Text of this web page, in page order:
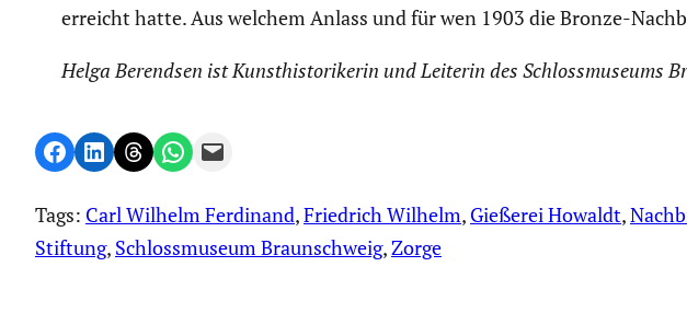
erreicht hatte. Aus welchem Anlass und für wen 1903 die Bronze-
Helga Berendsen ist Kunst­his­to­ri­kerin und Leiterin des Schloss­mu­seums
Share on Facebook
Share on LinkedIn
Share on Threads
Share on WhatsApp
Email this Page
Tags: Carl Wilhelm Ferdinand, Friedrich Wilhelm, Gießerei Howaldt,
Stiftung, Schlossmuseum Braunschweig, Zorge